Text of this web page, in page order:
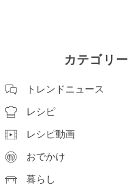
カテゴリー
トレンドニュース
レシピ
レシピ動画
おでかけ
暮らし